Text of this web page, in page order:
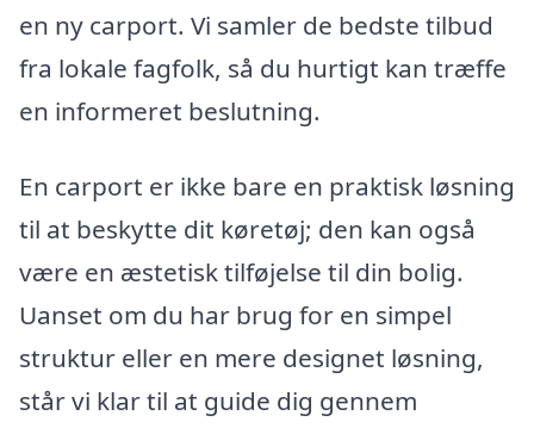
en ny carport. Vi samler de bedste tilbud
fra lokale fagfolk, så du hurtigt kan træffe
en informeret beslutning.
En carport er ikke bare en praktisk løsning
til at beskytte dit køretøj; den kan også
være en æstetisk tilføjelse til din bolig.
Uanset om du har brug for en simpel
struktur eller en mere designet løsning,
står vi klar til at guide dig gennem